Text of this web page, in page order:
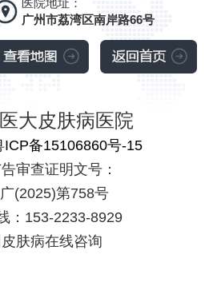
广州市荔湾区南岸路66号
大皮肤病医院
ICP备15106860号-15
审查证明文号：
(2025)第758号
：153-2233-8929
肤病在线咨询